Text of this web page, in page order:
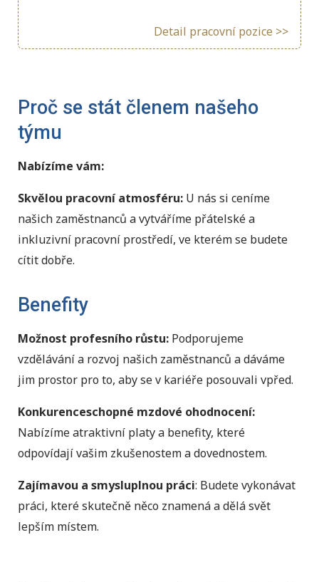
Detail pracovní pozice >>
Proč se stát členem našeho
týmu
Nabízíme vám:
Skvělou pracovní atmosféru: U nás si ceníme
našich zaměstnanců a vytváříme přátelské a
inkluzivní pracovní prostředí, ve kterém se budete
cítit dobře.
Benefity
Možnost profesního růstu: Podporujeme
vzdělávání a rozvoj našich zaměstnanců a dáváme
jim prostor pro to, aby se v kariéře posouvali vpřed.
Konkurenceschopné mzdové ohodnocení:
Nabízíme atraktivní platy a benefity, které
odpovídají vašim zkušenostem a dovednostem.
Zajímavou a smysluplnou práci: Budete vykonávat
práci, které skutečně něco znamená a dělá svět
lepším místem.